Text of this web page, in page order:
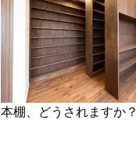
本棚、どうされますか？